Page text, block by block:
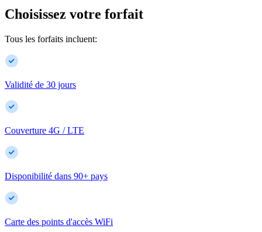
Choisissez votre forfait
Tous les forfaits incluent:
Validité de 30 jours
Couverture 4G / LTE
Disponibilité dans 90+ pays
Carte des points d'accès WiFi